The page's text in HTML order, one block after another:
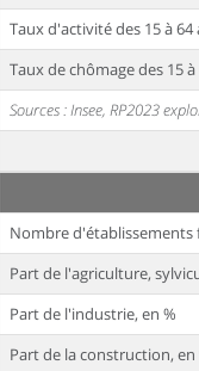
Taux d'activité des 15 à 64
Taux de chômage des 15
Sources : Insee, RP2023
Nombre d'établissements
Part de l'agriculture,
Part de l'industrie, en %
Part de la construction, en